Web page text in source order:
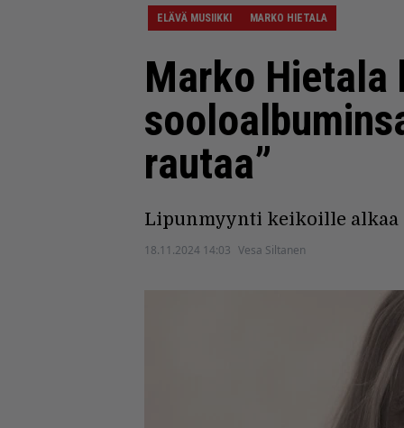
ELÄVÄ MUSIIKKI MARKO HIETALA
Marko Hietala
rautaa”
Lipunmyynti keikoille alkaa
18.11.2024 14:03 Vesa Siltanen